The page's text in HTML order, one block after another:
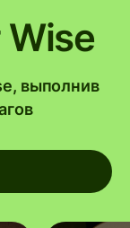
Wise
выполнив